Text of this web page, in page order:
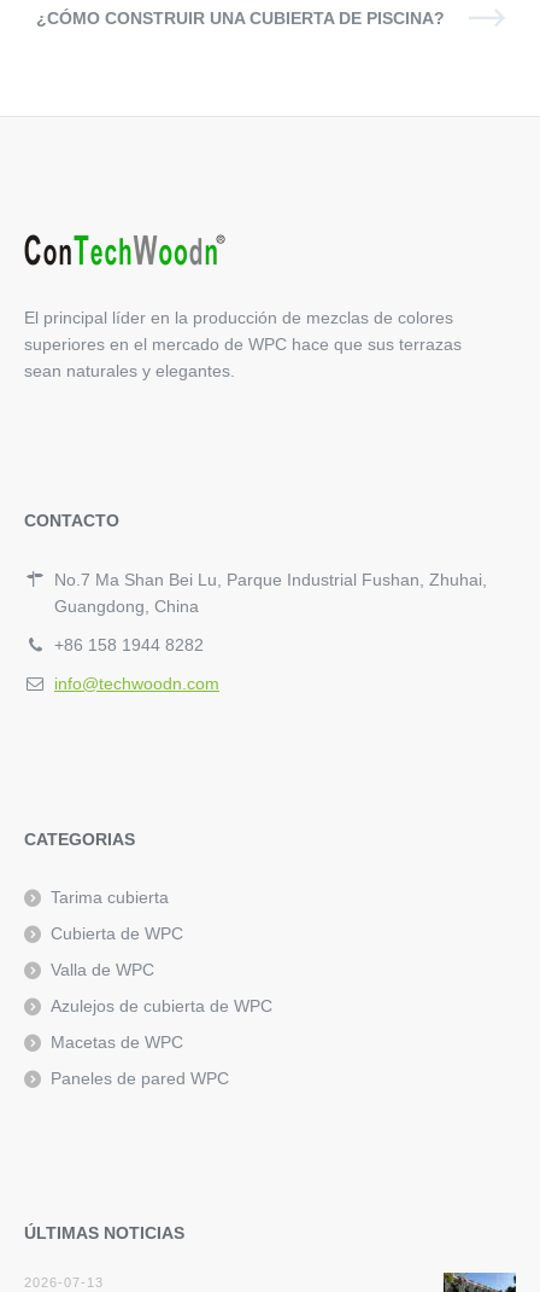
¿CÓMO CONSTRUIR UNA CUBIERTA DE PISCINA?
El principal líder en la producción de mezclas de colores
superiores en el mercado de WPC hace que sus terrazas
sean naturales y elegantes.
CONTACTO
No.7 Ma Shan Bei Lu, Parque Industrial Fushan, Zhuhai,
Guangdong, China
+86 158 1944 8282
info@techwoodn.com
CATEGORIAS
Tarima cubierta
Cubierta de WPC
Valla de WPC
Azulejos de cubierta de WPC
Macetas de WPC
Paneles de pared WPC
ÚLTIMAS NOTICIAS
2026-07-13